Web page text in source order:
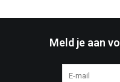
Meld je aan